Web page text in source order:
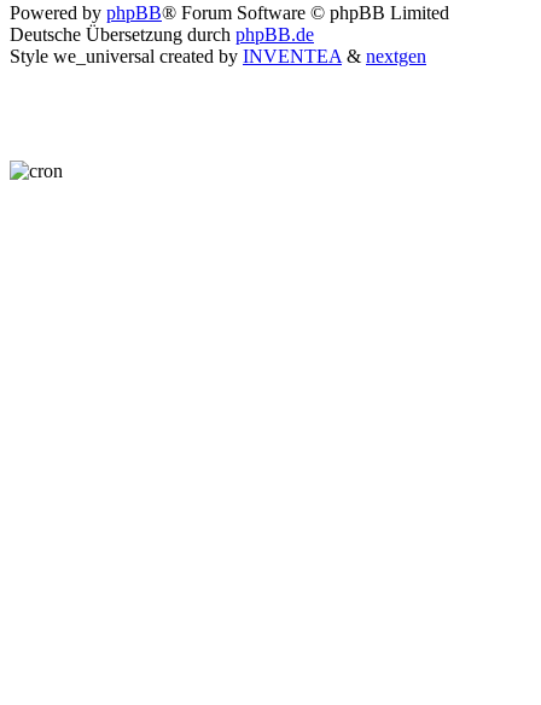
Powered by phpBB® Forum Software © phpBB Limited
Deutsche Übersetzung durch phpBB.de
Style we_universal created by INVENTEA & nextgen